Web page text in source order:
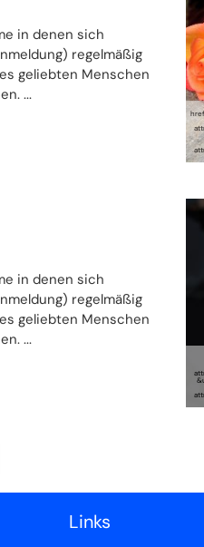
in denen sich
regelmäßig
geliebten Menschen
...
in denen sich
regelmäßig
geliebten Menschen
...
Seite
Links